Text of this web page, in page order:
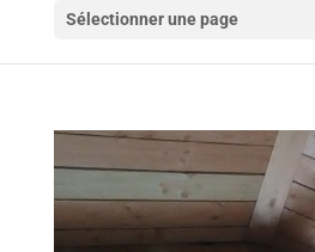
Sélectionner une page